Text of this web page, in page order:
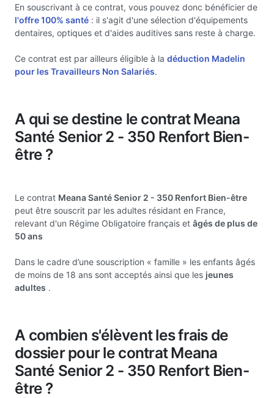
En souscrivant à ce contrat, vous pouvez donc bénéficier de
l'offre 100% santé : il s'agit d'une sélection d'équipements
dentaires, optiques et d'aides auditives sans reste à charge.
Ce contrat est par ailleurs éligible à la déduction Madelin
pour les Travailleurs Non Salariés.
A qui se destine le contrat Meana
Santé Senior 2 - 350 Renfort Bien-
être ?
Le contrat Meana Santé Senior 2 - 350 Renfort Bien-être
peut être souscrit par les adultes résidant en France,
relevant d'un Régime Obligatoire français et âgés de plus de
50 ans
Dans le cadre d’une souscription « famille » les enfants âgés
de moins de 18 ans sont acceptés ainsi que les jeunes
adultes .
A combien s'élèvent les frais de
dossier pour le contrat Meana
Santé Senior 2 - 350 Renfort Bien-
être ?